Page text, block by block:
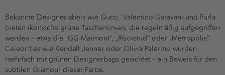
Bekannte Designerlabels wie Gucci, Valentino Garavani und Furla
bieten ikonische grüne Taschenlinien, die regelmäßig aufgegriffen
werden – etwa die „GG Marmont“, „Rockstud“ oder „Metropolis“.
Celebrities wie Kendall Jenner oder Olivia Palermo wurden
mehrfach mit grünen Designerbags gesichtet – ein Beweis für den
subtilen Glamour dieser Farbe.